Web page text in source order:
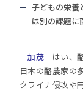
子どもの栄養
は別の課題に
加茂 はい、
日本の酪農家の
クライナ侵攻や